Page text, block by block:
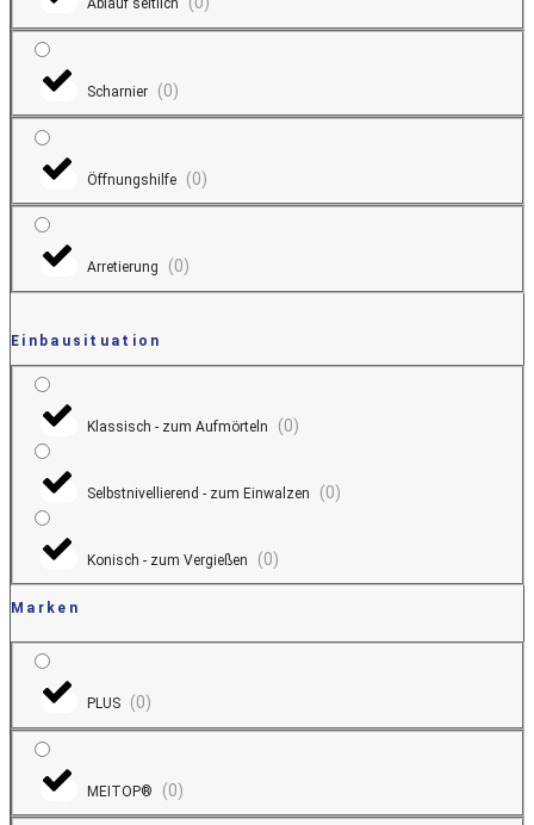
Ablauf seitlich
Scharnier (0)
Öffnungshilfe (0)
Arretierung (0)
Einbausituation
Klassisch - zum Aufmörteln (0)
Selbstnivellierend - zum Einwalzen (0)
Konisch - zum Vergießen (0)
Marken
PLUS (0)
MEITOP® (0)